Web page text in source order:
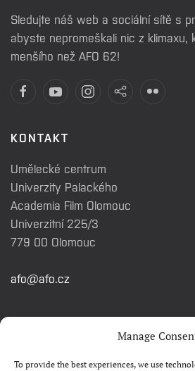
Manage
To provide the best experiences, we use
Sledujte náš web a sociální sítě s
abyste nepromeškali nic z klimaxu,
menšího než AFO 62!
KONTAKT
Umělecké centrum
Univerzity Palackého
Academia Film Olomouc
Univerzitní 225/3
779 00 Olomouc
afo@afo.cz
RYCHLÉ ODKAZY